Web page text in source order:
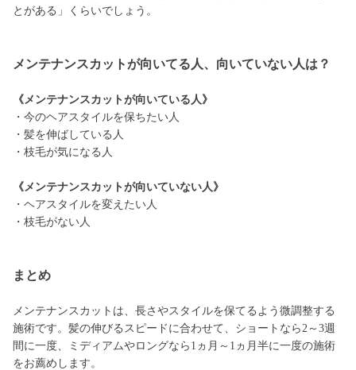
とがある」くらいでしょう。
メンテナンスカットが向いてる人、向いていない人は？
《メンテナンスカットが向いている人》
・今のヘアスタイルを保ちたい人
・髪を伸ばしている人
・枝毛が気になる人
《メンテナンスカットが向いていない人》
・ヘアスタイルを変えたい人
・枝毛がない人
まとめ
メンテナンスカットは、長さやスタイルを保てるよう微調整する
施術です。髪の伸びるスピードに合わせて、ショートなら2～3週
間に一度、ミディアムやロングなら1ヵ月～1ヵ月半に一度の施術
をお薦めします。